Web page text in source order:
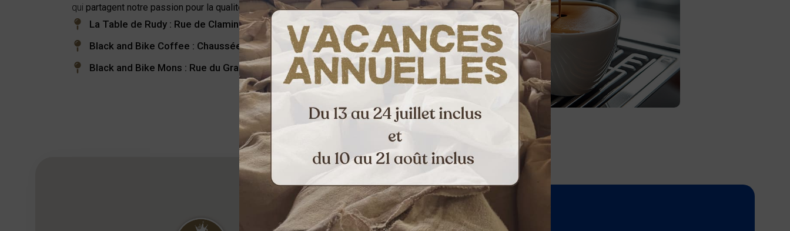
qui partagent notre passion pour la qualité
La Table de Rudy : Rue de Claminforge 42, 5070 Le Roux
Black and Bike Coffee : Chaussée de Philippeville 144A, 6280 Loverval
Black and Bike Mons : Rue du Grand Courant 17, 7033 Cuesmes